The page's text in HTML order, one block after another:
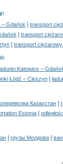
Gdańsk
transport
transport
transport
:
Katowice –
Łódź – Cieszyn
Казахстан
Estonia
грузы Молдова